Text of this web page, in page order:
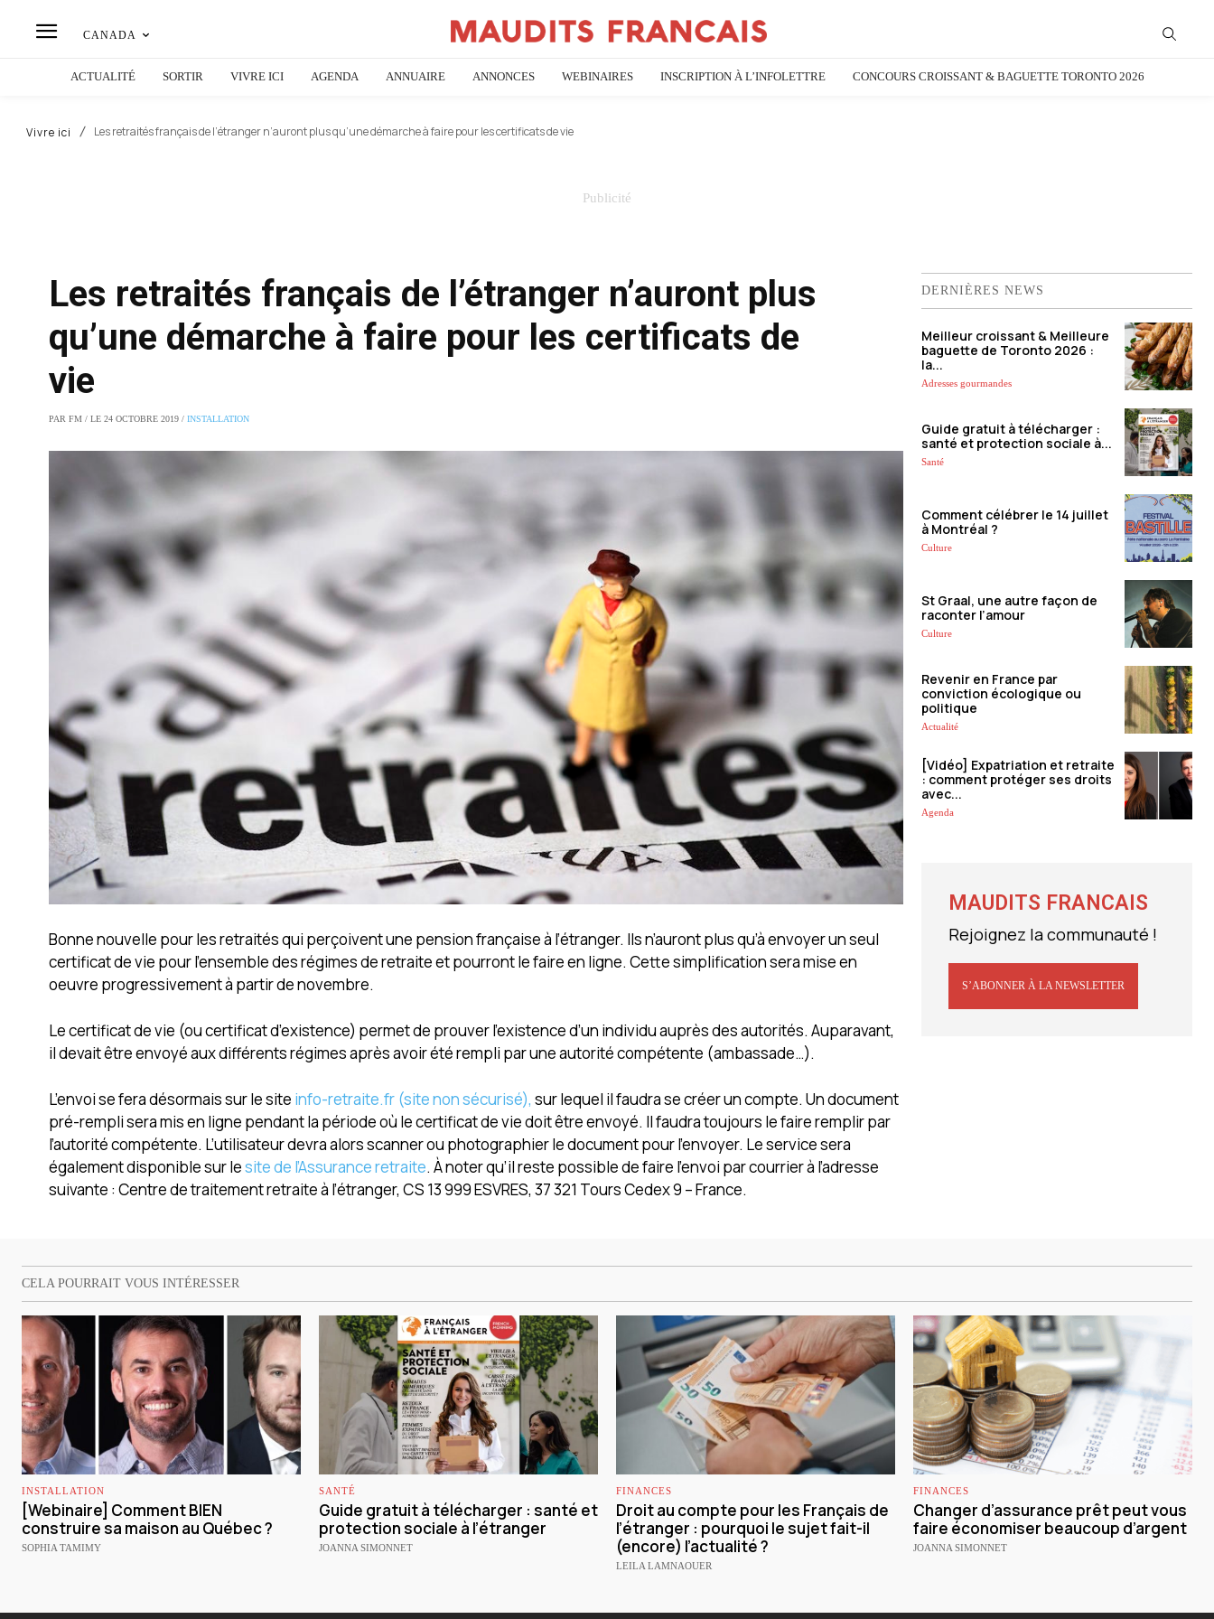
CANADA
ACTUALITÉ SORTIR VIVRE ICI AGENDA ANNUAIRE ANNONCES WEBINAIRES INSCRIPTION À L’INFOLETTRE CONCOURS CROISSANT & BAGUETTE TORONTO 2026
Vivre ici Les retraités français de l’étranger n’auront plus qu’une démarche à faire pour les certificats de vie
Les retraités français de l’étranger n’auront plus
qu’une démarche à faire pour les certificats de
vie
PAR FM / LE 24 OCTOBRE 2019 / INSTALLATION
Bonne nouvelle pour les retraités qui perçoivent une pension française à l’étranger. Ils n’auront plus qu’à envoyer un seul
certificat de vie pour l’ensemble des régimes de retraite et pourront le faire en ligne. Cette simplification sera mise en
oeuvre progressivement à partir de novembre.
Le certificat de vie (ou certificat d’existence) permet de prouver l’existence d’un individu auprès des autorités. Auparavant,
il devait être envoyé aux différents régimes après avoir été rempli par une autorité compétente (ambassade…).
L’envoi se fera désormais sur le site info-retraite.fr (site non sécurisé), sur lequel il faudra se créer un compte. Un document
pré-rempli sera mis en ligne pendant la période où le certificat de vie doit être envoyé. Il faudra toujours le faire remplir par
l’autorité compétente. L’utilisateur devra alors scanner ou photographier le document pour l’envoyer. Le service sera
également disponible sur lesite de l’Assurance retraite. À noter qu’il reste possible de faire l’envoi par courrier à l’adresse
suivante : Centre de traitement retraite à l’étranger, CS 13 999 ESVRES, 37 321 Tours Cedex 9 – France.
DERNIÈRES NEWS
Meilleur croissant & Meilleure
baguette de Toronto 2026 :
la...
Adresses gourmandes
Guide gratuit à télécharger :
santé et protection sociale à...
Santé
Comment célébrer le 14 juillet
à Montréal ?
Culture
St Graal, une autre façon de
raconter l’amour
Culture
Revenir en France par
conviction écologique ou
politique
Actualité
[Vidéo] Expatriation et retraite
: comment protéger ses droits
avec...
Agenda
MAUDITS FRANCAIS
Rejoignez la communauté !
S’ABONNER À LA NEWSLETTER
CELA POURRAIT VOUS INTÉRESSER
INSTALLATION
[Webinaire] Comment BIEN
construire sa maison au Québec ?
SOPHIA TAMIMY
SANTÉ
Guide gratuit à télécharger : santé et
protection sociale à l’étranger
JOANNA SIMONNET
FINANCES
Droit au compte pour les Français de
l’étranger : pourquoi le sujet fait-il
(encore) l’actualité ?
LEILA LAMNAOUER
FINANCES
Changer d’assurance prêt peut vous
faire économiser beaucoup d’argent
JOANNA SIMONNET